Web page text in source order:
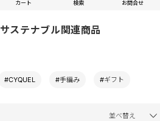
カート 検索 お問合せ
ステナブル関連商品
#CYQUEL #手編み #ギフト
並べ替え